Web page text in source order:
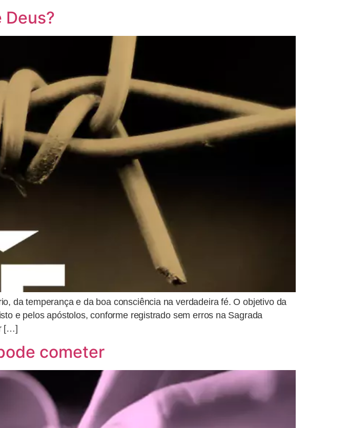
Deus?
da temperança e da boa consciência na verdadeira fé. O objetivo da
e pelos apóstolos, conforme registrado sem erros na Sagrada
[…]
cometer